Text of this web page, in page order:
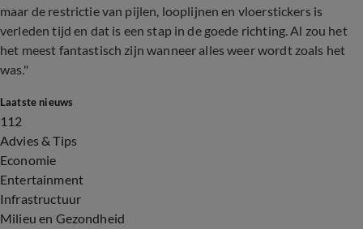
maar de restrictie van pijlen, looplijnen en vloerstickers is
verleden tijd en dat is een stap in de goede richting. Al zou het
het meest fantastisch zijn wanneer alles weer wordt zoals het
was."
Laatste nieuws
112
Advies & Tips
Economie
Entertainment
Infrastructuur
Milieu en Gezondheid